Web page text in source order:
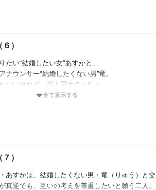
結婚したくない男。
、結婚したい男。
あすかをめぐって直接対決！
”の未来は…！？
）
たい“結婚したい女”あすかと、
ナウンサー“結婚したくない男”竜。
ないけれど、恋人同士のふたり。
きあっていることを家族にも言えず心苦しいあす
があすかの実家に現れて、大ピンチに…！？
全て表示する
）
あすかは、結婚したくない男・竜（りゅう）と交
真逆でも、互いの考えを尊重したいと願う二人。